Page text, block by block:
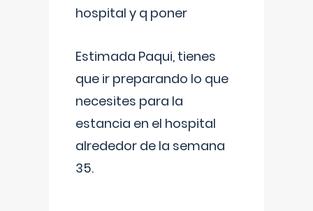
hospital y q poner
Estimada Paqui, tienes
que ir preparando lo que
necesites para la
estancia en el hospital
alrededor de la semana
35.